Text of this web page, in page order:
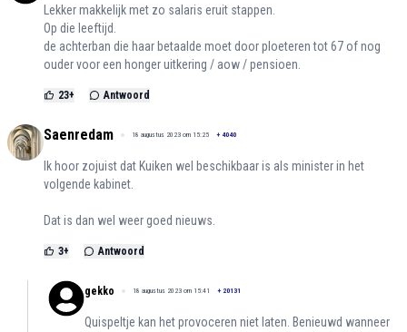
Lekker makkelijk met zo salaris eruit stappen.
Op die leeftijd.
de achterban die haar betaalde moet door ploeteren tot 67 of nog
ouder voor een honger uitkering / aow / pensioen.
23+ Antwoord
Saenredam 18 augustus 2023 om 15:25 + 4040
Ik hoor zojuist dat Kuiken wel beschikbaar is als minister in het
volgende kabinet.
Dat is dan wel weer goed nieuws.
3+ Antwoord
gekko 18 augustus 2023 om 15:41 + 20131
Quispeltje kan het provoceren niet laten. Benieuwd wanneer